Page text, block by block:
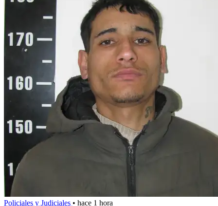
Policiales y Judiciales • hace 1 hora